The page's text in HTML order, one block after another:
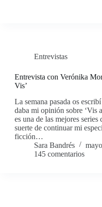
Entrevistas
Entrevista con Verónika
Vis’
La semana pasada os
daba mi opinión sobre ‘Vis
es una de las mejores
suerte de continuar mi
ficción…
Sara Bandrés
145 comentarios